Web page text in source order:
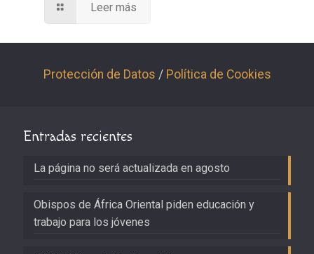
Leer más
Protección de Datos / Política de Cookies
Entradas recientes
La página no será actualizada en agosto
Obispos de África Oriental piden educación y
trabajo para los jóvenes